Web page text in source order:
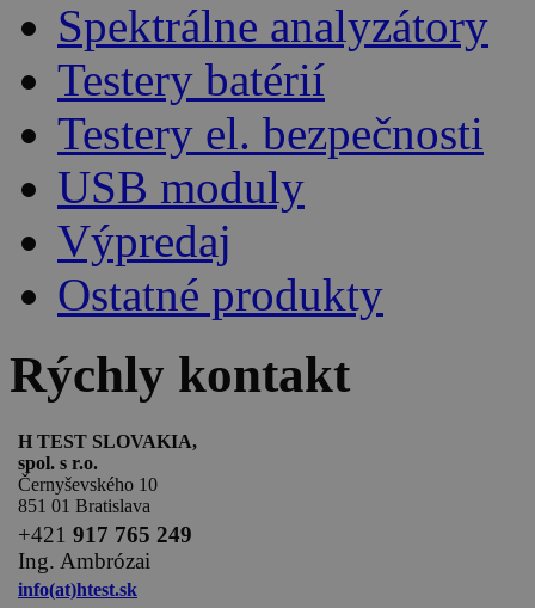
Spektrálne analyzátory
Testery batérií
Testery el. bezpečnosti
USB moduly
Výpredaj
Ostatné produkty
Rýchly kontakt
H TEST SLOVAKIA,
spol. s r.o.
Černyševského 10
851 01 Bratislava
+421 917 765 249
Ing. Ambrózai
info(at)htest.sk